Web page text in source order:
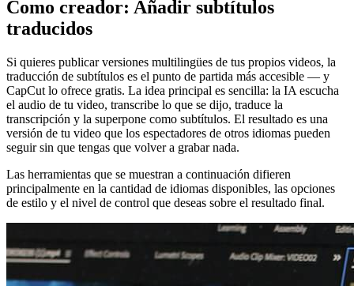
Como creador: Añadir subtítulos
traducidos
Si quieres publicar versiones multilingües de tus propios videos, la
traducción de subtítulos es el punto de partida más accesible — y
CapCut lo ofrece gratis. La idea principal es sencilla: la IA escucha
el audio de tu video, transcribe lo que se dijo, traduce la
transcripción y la superpone como subtítulos. El resultado es una
versión de tu video que los espectadores de otros idiomas pueden
seguir sin que tengas que volver a grabar nada.
Las herramientas que se muestran a continuación difieren
principalmente en la cantidad de idiomas disponibles, las opciones
de estilo y el nivel de control que deseas sobre el resultado final.